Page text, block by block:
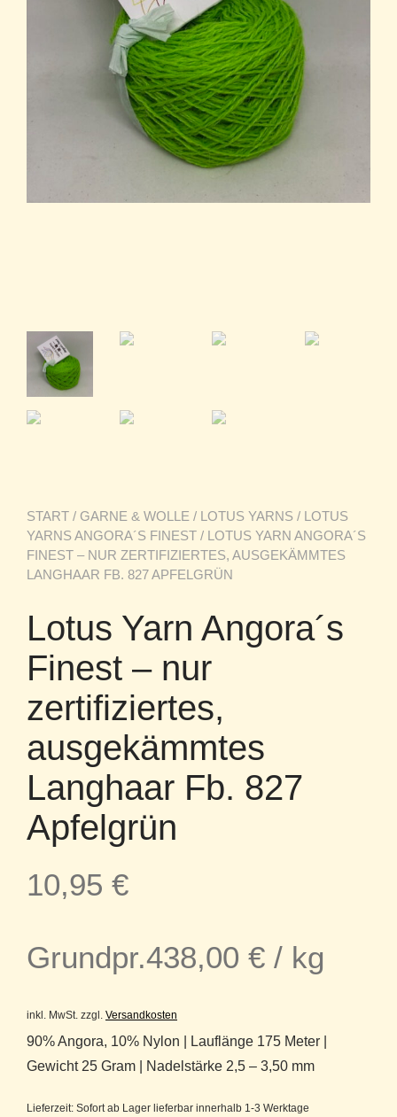
START / GARNE & WOLLE / LOTUS YARNS / LOTUS
YARNS ANGORA´S FINEST / LOTUS YARN ANGORA´S
FINEST – NUR ZERTIFIZIERTES, AUSGEKÄMMTES
LANGHAAR FB. 827 APFELGRÜN
Lotus Yarn Angora´s
Finest – nur
zertifiziertes,
ausgekämmtes
Langhaar Fb. 827
Apfelgrün
10,95 €
Grundpr.438,00 € / kg
inkl. MwSt. zzgl. Versandkosten
90% Angora, 10% Nylon | Lauflänge 175 Meter |
Gewicht 25 Gram | Nadelstärke 2,5 – 3,50 mm
Lieferzeit: Sofort ab Lager lieferbar innerhalb 1-3 Werktage